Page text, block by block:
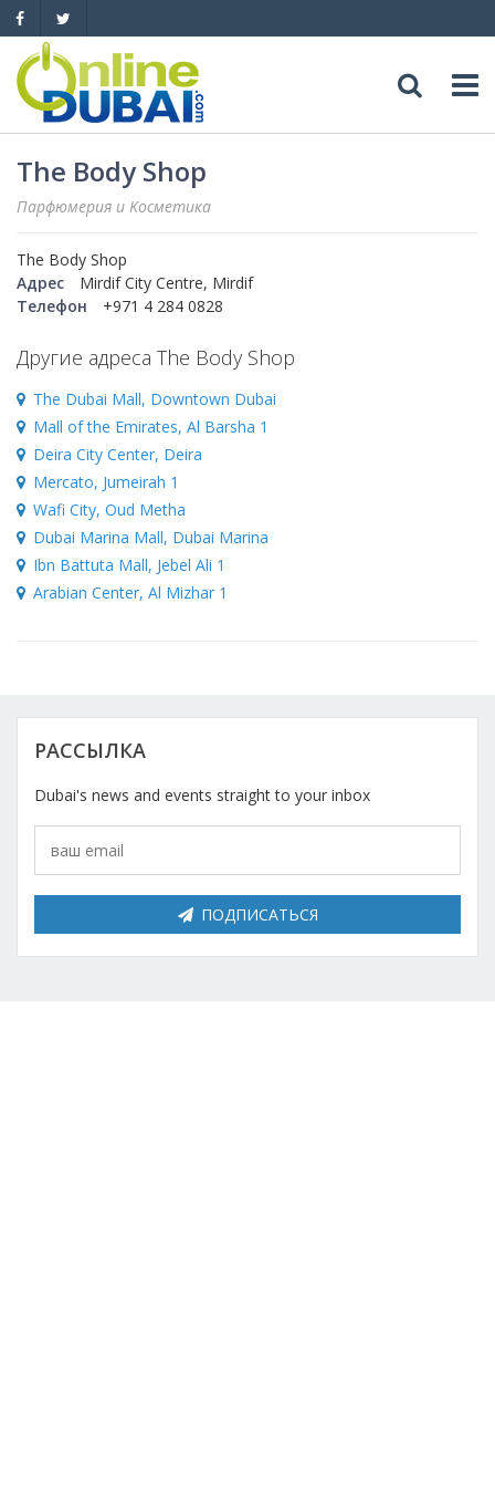
Досуг
Обзоры
Рестораны
Пляжные клубы
Активный отдых
Галереи искусств
Адреса
Обзоры
Образование
Магазины
Красота
Спорт и фитнес
Школы танцев
События
Продажа
Аренда
Автосервис, услуги
Школы вождения
Яхты
Продажа
Чартер
Услуги
Финансы
Бизнес услуги
Реклама и PR
Поиск работы
Бытовые услуги
Организация мероприятий
Недвижимость
Продают
Обзоры и документы
The Body Shop
Парфюмерия и Kосметика
The Body Shop
Адрес
Mirdif City Centre, Mirdif
Телефон
+971 4 284 0828
Другие адреса The Body Shop
The Dubai Mall, Downtown Dubai
Mall of the Emirates, Al Barsha 1
Deira City Center, Deira
Mercato, Jumeirah 1
Wafi City, Oud Metha
Dubai Marina Mall, Dubai Marina
Ibn Battuta Mall, Jebel Ali 1
Arabian Center, Al Mizhar 1
РАССЫЛКА
Dubai's news and events straight to your inbox
ПОДПИСАТЬСЯ